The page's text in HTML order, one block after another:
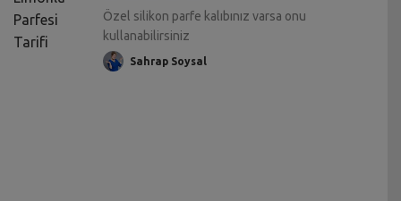
Özel silikon parfe kalıbınız varsa onu
kullanabilirsiniz
Sahrap Soysal